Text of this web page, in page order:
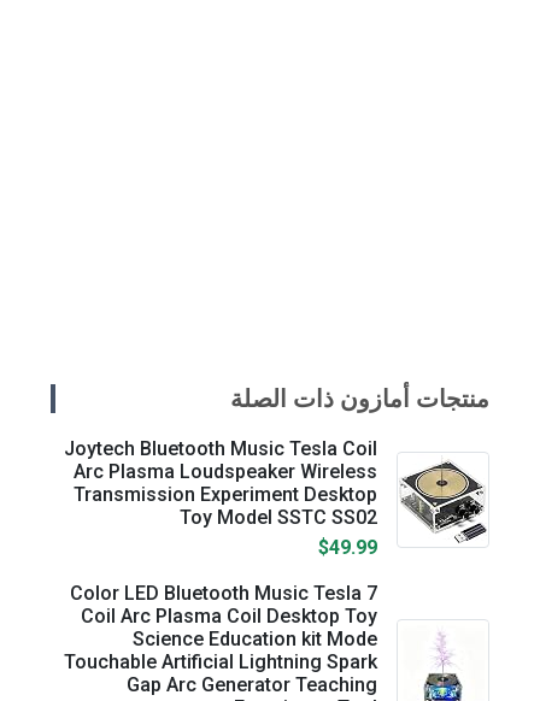
منتجات أمازون ذات الصلة
Joytech Bluetooth Music Tesla Coil
Arc Plasma Loudspeaker Wireless
Transmission Experiment Desktop
Toy Model SSTC SS02
$49.99
7 Color LED Bluetooth Music Tesla
Coil Arc Plasma Coil Desktop Toy
Science Education kit Mode
Touchable Artificial Lightning Spark
Gap Arc Generator Teaching